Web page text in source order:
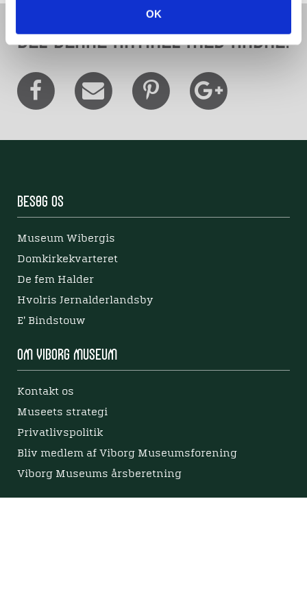
OK
Del denne artikel med andre:
Besøg os
Museum Wibergis
Domkirkekvarteret
De fem Halder
Hvolris Jernalderlandsby
E' Bindstouw
Om Viborg Museum
Kontakt os
Museets strategi
Privatlivspolitik
Bliv medlem af Viborg Museumsforening
Viborg Museums årsberetning